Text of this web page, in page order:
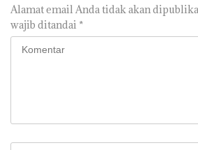
Alamat email Anda tidak akan
wajib ditandai *